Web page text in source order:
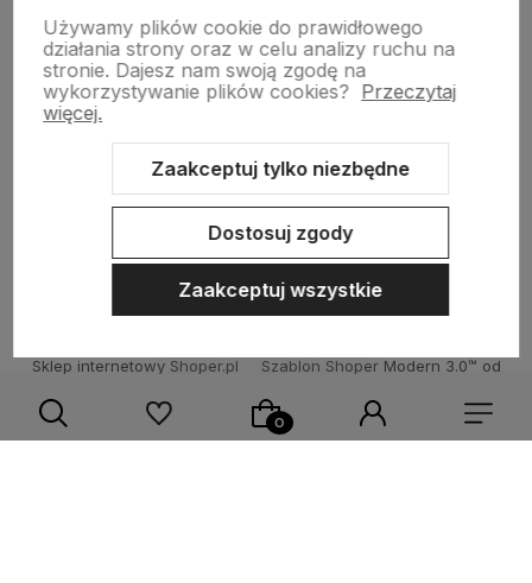
garden-lighting.pl
Obsługa klienta
Sklep internetowy Shoper.pl Szablon Shoper Modern 3.0™ od
Używamy plików cookie do prawidłowego
działania strony oraz w celu analizy ruchu na
stronie. Dajesz nam swoją zgodę na
wykorzystywanie plików cookies? Przeczytaj
więcej.
Zaakceptuj tylko niezbędne
Dostosuj zgody
Zaakceptuj wszystkie